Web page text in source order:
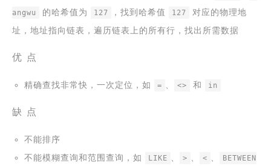
angwu 的哈希值为 127 ，找到哈希值 127
对应的物理地
址，地址指向链表，遍历链表上的所有行，找出所需数据
优 点
精确查找非常快，一次定位，如 = 、 <> 和 in
缺 点
不能排序
不能模糊查询和范围查询，如
LIKE 、 > 、 < 、 BETWEEN